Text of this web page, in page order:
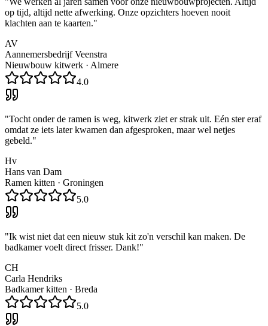
op tijd, altijd nette afwerking. Onze opzichters hoeven nooit
klachten aan te kaarten."
AV
Aannemersbedrijf Veenstra
Nieuwbouw kitwerk · Almere
4.0
"Tocht onder de ramen is weg, kitwerk ziet er strak uit. Eén ster eraf
omdat ze iets later kwamen dan afgesproken, maar wel netjes
gebeld."
Hv
Hans van Dam
Ramen kitten · Groningen
5.0
"Ik wist niet dat een nieuw stuk kit zo'n verschil kan maken. De
badkamer voelt direct frisser. Dank!"
CH
Carla Hendriks
Badkamer kitten · Breda
5.0